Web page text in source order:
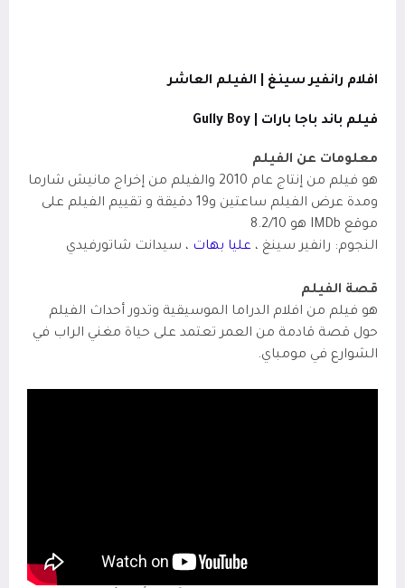
افلام رانفير سينغ | الفيلم العاشر
فيلم باند باجا بارات | Gully Boy
معلومات عن الفيلم
هو فيلم من إنتاج عام 2010 والفيلم من إخراج مانيش شارما
ومدة عرض الفيلم ساعتين و19 دقيقة و تقييم الفيلم على
موقع IMDb
هو 8.2/10
النجوم: رانفير سينغ ، عليا بهات ، سيدانت شاتورفيدي
قصة الفيلم
هو فيلم من افلام الدراما الموسيقية وتدور أحداث الفيلم
حول قصة قادمة من العمر تعتمد على حياة مغني الراب في
الشوارع في مومباي.